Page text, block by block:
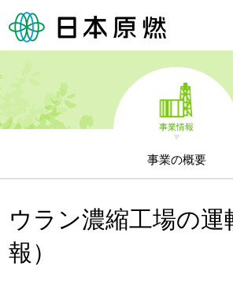
事業情報
事業の概要
ウラン濃縮工場の運
報）